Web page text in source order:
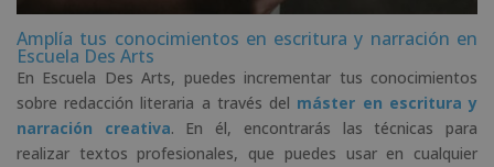
Amplía tus conocimientos en escritura y narración en
Escuela Des Arts
En Escuela Des Arts, puedes incrementar tus conocimientos
sobre redacción literaria a través del máster en escritura y
narración creativa. En él, encontrarás las técnicas para
realizar textos profesionales, que puedes usar en cualquier